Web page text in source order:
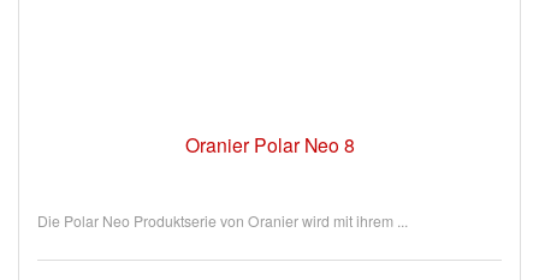
Oranier Polar Neo 8
Die Polar Neo Produktserie von Oranier wird mit ihrem ...